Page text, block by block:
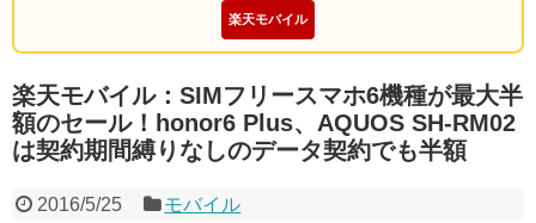
楽天モバイル
楽天モバイル：SIMフリースマホ6機種が最大半
額のセール！honor6 Plus、AQUOS SH-RM02
は契約期間縛りなしのデータ契約でも半額
2016/5/25 モバイル